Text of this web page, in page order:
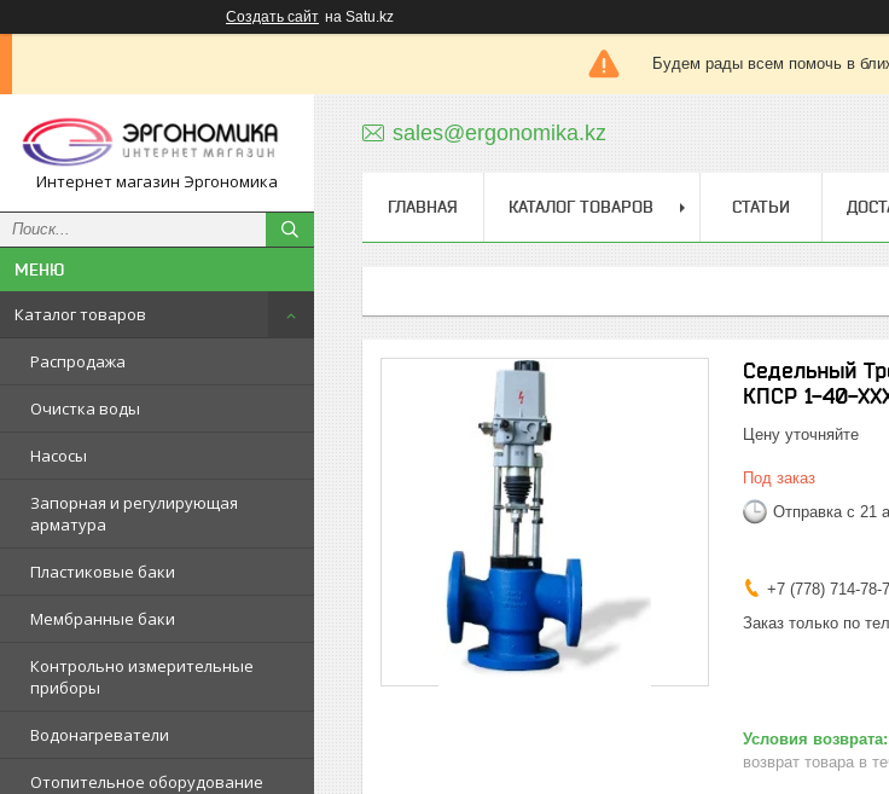
Создать сайт на Satu.kz
Будем рады всем помочь в
Интернет магазин Эргономика
Каталог товаров
Распродажа
Очистка воды
Насосы
Запорная и регулирующая
арматура
Пластиковые баки
Мембранные баки
Контрольно измерительные
приборы
Водонагреватели
Отопительное оборудование
sales@ergonomika.kz
ГЛАВНАЯ КАТАЛОГ ТОВАРОВ СТАТЬИ
Седельный
КПСР 1-40-
Цену уточняйте
Под заказ
Отправка с 21
+7 (778) 714-78-
Заказ только по
возврат товара в